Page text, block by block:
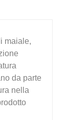
maiale,
da parte
nella